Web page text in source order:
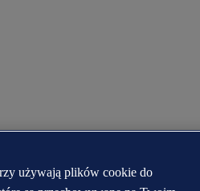
używają plików cookie do